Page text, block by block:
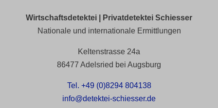
Wirtschaftsdetektei | Privatdetektei Schiesser
Nationale und internationale Ermittlungen
Keltenstrasse 24a
86477 Adelsried bei Augsburg
Tel. +49 (0)8294 804138
info@detektei-schiesser.de